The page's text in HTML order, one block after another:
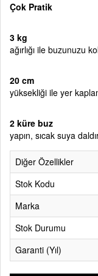
Çok Pratik
3 kg
ağırlığı ile buzunuzu
20 cm
yüksekliği ile yer
2 küre buz
yapın, sıcak suya
Diğer Özellikler
Stok Kodu
Marka
Stok Durumu
Garanti (Yıl)